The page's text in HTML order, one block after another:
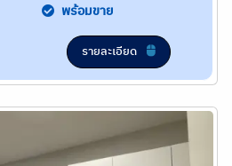
พร้อมขาย
รายละเอียด